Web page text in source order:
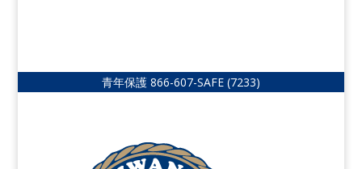
青年保護 866-607-SAFE (7233)